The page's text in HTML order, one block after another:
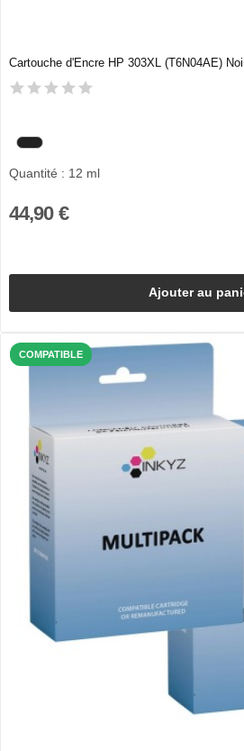
Cartouche d'Encre HP 303XL (T6N04AE)
Quantité : 12 ml
44,90 €
Ajouter au
COMPATIBLE